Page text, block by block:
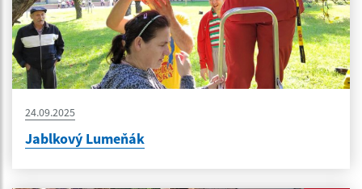
24.09.2025
Jablkový Lumeňák